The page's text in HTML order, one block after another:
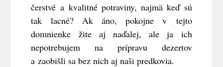
čerstvé a kvalitné potraviny, najmä keď sú
tak lacné? Ak áno, pokojne v tejto
domnienke žite aj naďalej, ale ja ich
nepotrebujem na prípravu dezertov
a zaobišli sa bez nich aj naši predkovia.